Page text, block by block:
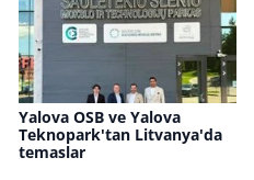
Yalova OSB ve Yalova
Teknopark'tan Litvanya'da
temaslar